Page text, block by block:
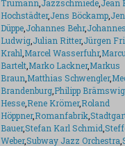
Trumann Jazzschmiede, Jean
Hochstädter,Jens Böckamp,
Düppe, Johannes Behr,Johannes
Ludwig, Julian Ritter,Jürgen
Krahl Marcel Wasserfuhr,
Bartelt, Marko Lackner,Markus
Braun Matthias Schwengler,
Brandenburg, Philipp Brämswig,
Hesse, Rene Krömer,Roland
Höppner,Romanfabrik,
Bauer,Stefan Karl Schmid
Weber,Subway Jazz Orchestra